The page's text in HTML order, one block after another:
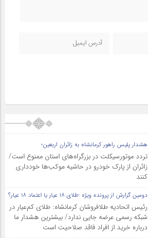
هشدار پلیس راهور کرمانشاه به زائران اربعین؛
تردد موتورسیکلت در بزرگراه‌های استان ممنوع است/
زائران از پارک خودرو در حاشیه موکب‌ها خودداری
کنند
دومین گزارش از پرونده ویژه :طلای ۱۸ عیار یا اعتماد ۱۸ عیار؟
رئیس اتحادیه طلافروشان کرمانشاه: طلای کم‌عیار در
شبکه رسمی عرضه جایی ندارد/ بیشترین هشدار ما
درباره خرید از افراد فاقد صلاحیت است